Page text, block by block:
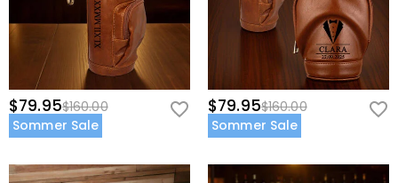
$79.95$160.00
Sommer Sale
$79.95$160.00
Sommer Sale